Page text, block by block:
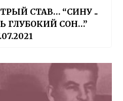
СТАВ… “СИНУ ..
ГЛУБОКИЙ СОН…”